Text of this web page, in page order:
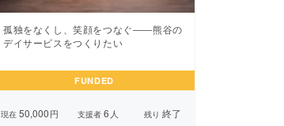
孤独をなくし、笑顔をつなぐ――熊谷の
デイサービスをつくりたい
FUNDED
現在 50,000円 支援者 6 人 残り 終了